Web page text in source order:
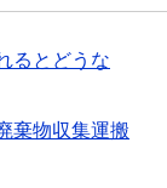
るとどうな
棄物収集運搬